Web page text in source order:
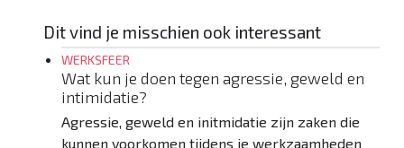
Dit vind je misschien ook interessant
WERKSFEER
Wat kun je doen tegen agressie, geweld en
intimidatie?
Agressie, geweld en initmidatie zijn zaken die
kunnen voorkomen tijdens je werkzaamheden